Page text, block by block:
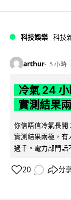
科技娛樂 科技
arthur 5 小時
冷氣 24
實測結果
你信唔信冷氣長開
實測結果兩極，有
過千。電力部門話
20 分